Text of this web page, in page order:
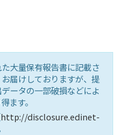
大量保有報告書に記載さ
届けしておりますが、提
ータの一部破損などによ
ます。
http://disclosure.edinet-